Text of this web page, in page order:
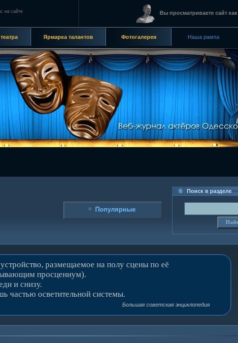
на сайте Вы просматриваете сайт как
Ярмарка талантов Фотогалерея Наша рампа
Популярные
Поиск в разделе
размещаемое на полу сцены по её
просцениум).
и снизу.
частью осветительной системы.
Большая советская энциклопедия